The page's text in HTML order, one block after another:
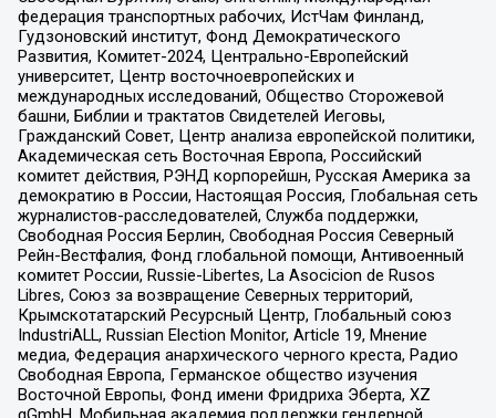
федерация транспортных рабочих, ИстЧам Финланд,
Гудзоновский институт, Фонд Демократического
Развития, Комитет-2024, Центрально-Европейский
университет, Центр восточноевропейских и
международных исследований, Общество Сторожевой
башни, Библии и трактатов Свидетелей Иеговы,
Гражданский Совет, Центр анализа европейской политики,
Академическая сеть Восточная Европа, Российский
комитет действия, РЭНД корпорейшн, Русская Америка за
демократию в России, Настоящая Россия, Глобальная сеть
журналистов-расследователей, Служба поддержки,
Свободная Россия Берлин, Свободная Россия Северный
Рейн-Вестфалия, Фонд глобальной помощи, Антивоенный
комитет России, Russie-Libertes, La Asocicion de Rusos
Libres, Союз за возвращение Северных территорий,
Крымскотатарский Ресурсный Центр, Глобальный союз
IndustriALL, Russian Election Monitor, Article 19, Мнение
медиа, Федерация анархического черного креста, Радио
Свободная Европа, Германское общество изучения
Восточной Европы, Фонд имени Фридриха Эберта, XZ